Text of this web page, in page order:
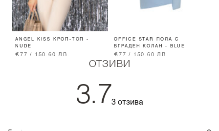
ANGEL KISS КРОП-ТОП -
NUDE
€77 / 150.60 ЛВ.
OFFICE STAR ПОЛА С
ВГРАДЕН КОЛАН - BLUE
€77 / 150.60 ЛВ.
ОТЗИВИ
3.73 отзива